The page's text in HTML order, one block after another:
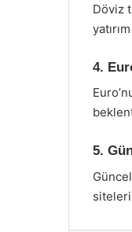
Döviz
4.
5.